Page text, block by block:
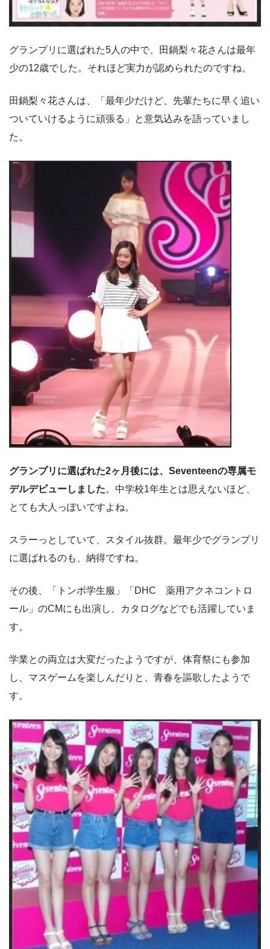
グランプリに選ばれた5人の中で、田鍋梨々花さんは最年
少の12歳でした。それほど実力が認められたのですね。
田鍋梨々花さんは、「最年少だけど、先輩たちに早く追い
ついていけるように頑張る」と意気込みを語っていまし
た。
グランプリに選ばれた2ヶ月後には、Seventeenの専属モ
デルデビューしました。中学校1年生とは思えないほど、
とても大人っぽいですよね。
スラーっとしていて、スタイル抜群。最年少でグランプリ
に選ばれるのも、納得ですね。
その後、「トンボ学生服」「DHC 薬用アクネコントロ
ール」のCMにも出演し、カタログなどでも活躍していま
す。
学業との両立は大変だったようですが、体育祭にも参加
し、マスゲームを楽しんだりと、青春を謳歌したようで
す。